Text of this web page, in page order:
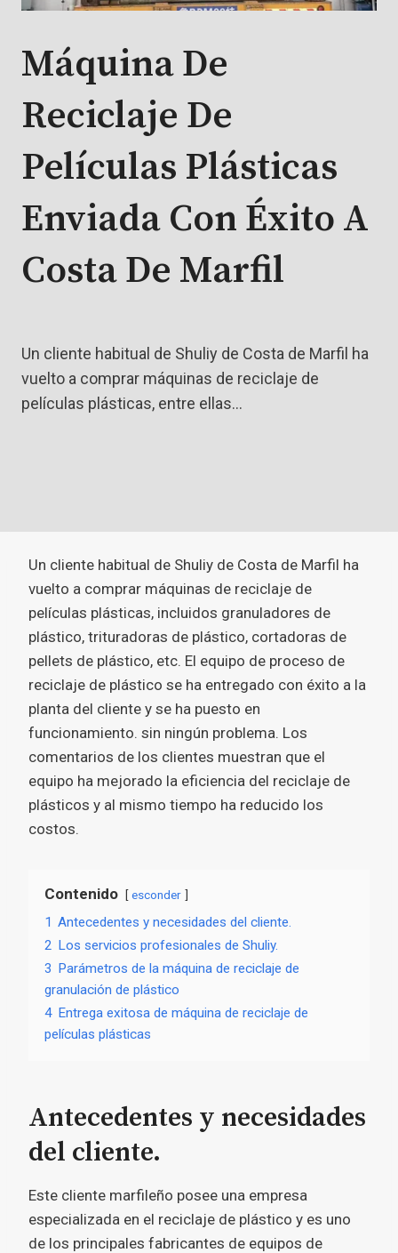
Máquina De
Reciclaje De
Películas Plásticas
Enviada Con Éxito A
Costa De Marfil
Un cliente habitual de Shuliy de Costa de Marfil ha
vuelto a comprar máquinas de reciclaje de
películas plásticas, entre ellas…
Un cliente habitual de Shuliy de Costa de Marfil ha
vuelto a comprar máquinas de reciclaje de
películas plásticas, incluidos granuladores de
plástico, trituradoras de plástico, cortadoras de
pellets de plástico, etc. El equipo de proceso de
reciclaje de plástico se ha entregado con éxito a la
planta del cliente y se ha puesto en
funcionamiento. sin ningún problema. Los
comentarios de los clientes muestran que el
equipo ha mejorado la eficiencia del reciclaje de
plásticos y al mismo tiempo ha reducido los
costos.
Contenido esconder
1 Antecedentes y necesidades del cliente.
2 Los servicios profesionales de Shuliy.
3 Parámetros de la máquina de reciclaje de
granulación de plástico
4 Entrega exitosa de máquina de reciclaje de
películas plásticas
Antecedentes y necesidades
del cliente.
Este cliente marfileño posee una empresa
especializada en el reciclaje de plástico y es uno
de los principales fabricantes de equipos de